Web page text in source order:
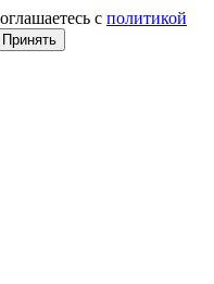
с политикой
Принять